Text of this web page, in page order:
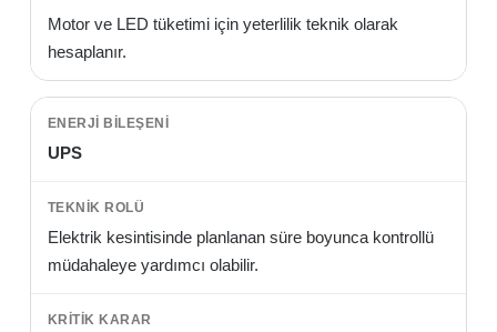
Motor ve LED tüketimi için yeterlilik teknik olarak
hesaplanır.
UPS
Elektrik kesintisinde planlanan süre boyunca kontrollü
müdahaleye yardımcı olabilir.